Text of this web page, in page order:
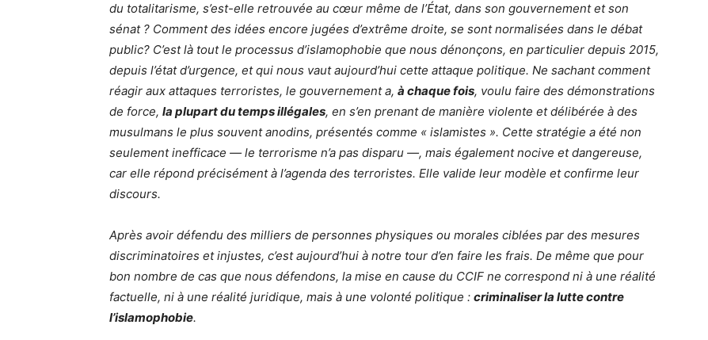
du totalitarisme, s’est-elle retrouvée au cœur même de l’État, dans son gouvernement et son
sénat ? Comment des idées encore jugées d’extrême droite, se sont normalisées dans le débat
public? C’est là tout le processus d’islamophobie que nous dénonçons, en particulier depuis 2015,
depuis l’état d’urgence, et qui nous vaut aujourd’hui cette attaque politique. Ne sachant comment
réagir aux attaques terroristes, le gouvernement a, à chaque fois, voulu faire des démonstrations
de force, la plupart du temps illégales, en s’en prenant de manière violente et délibérée à des
musulmans le plus souvent anodins, présentés comme « islamistes ». Cette stratégie a été non
seulement inefficace — le terrorisme n’a pas disparu —, mais également nocive et dangereuse,
car elle répond précisément à l’agenda des terroristes. Elle valide leur modèle et confirme leur
discours.
Après avoir défendu des milliers de personnes physiques ou morales ciblées par des mesures
discriminatoires et injustes, c’est aujourd’hui à notre tour d’en faire les frais. De même que pour
bon nombre de cas que nous défendons, la mise en cause du CCIF ne correspond ni à une réalité
factuelle, ni à une réalité juridique, mais à une volonté politique : criminaliser la lutte contre
l’islamophobie.